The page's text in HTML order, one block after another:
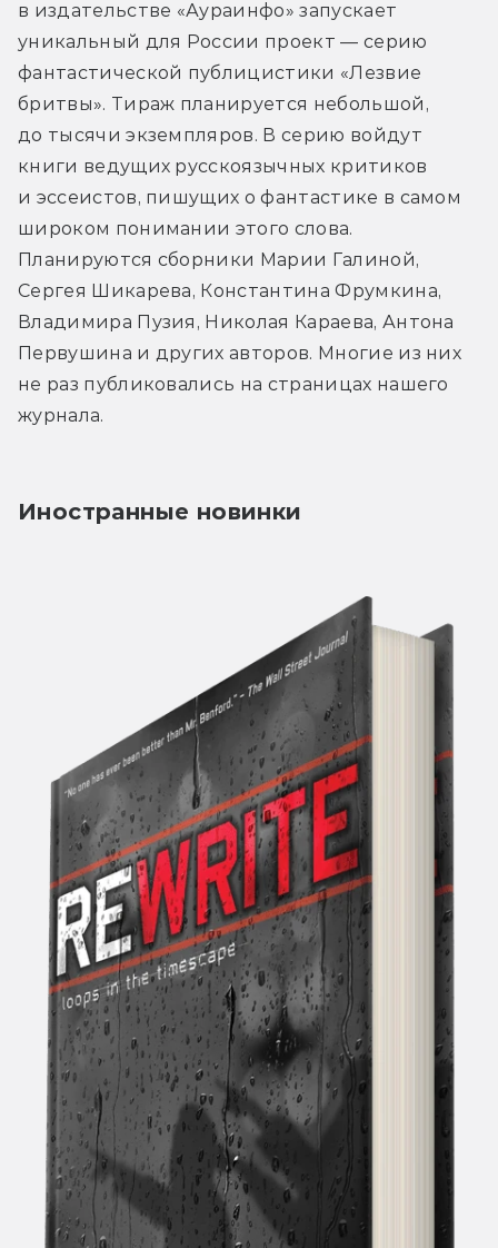
в издательстве «Аураинфо» запускает
уникальный для России проект — серию
фантастической публицистики «Лезвие
бритвы». Тираж планируется небольшой,
до тысячи экземпляров. В серию войдут
книги ведущих русскоязычных критиков
и эссеистов, пишущих о фантастике в самом
широком понимании этого слова.
Планируются сборники Марии Галиной,
Сергея Шикарева, Константина Фрумкина,
Владимира Пузия, Николая Караева, Антона
Первушина и других авторов. Многие из них
не раз публиковались на страницах нашего
журнала.
Иностранные новинки